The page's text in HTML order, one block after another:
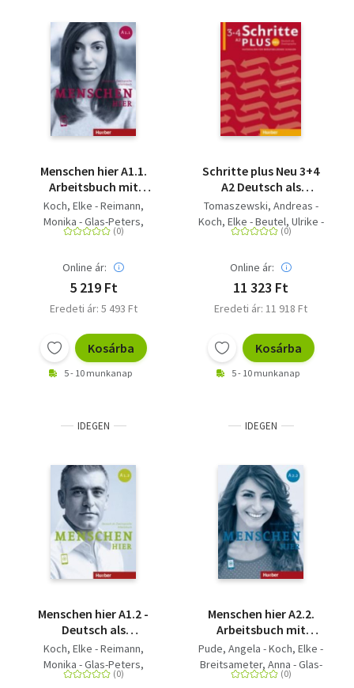
Menschen hier A1.1.
Arbeitsbuch mit
Audios online -
Deutsch als
Zweitsprache
Koch, Elke - Reimann,
Monika - Glas-Peters,
Sabine - Pude, Angela
Online ár:
5 219 Ft
Eredeti ár: 5 493 Ft
Kosárba
5 - 10 munkanap
Schritte plus Neu 3+4
A2 Deutsch als
Zweitsprache.
Kopiervorlagen -
Deutsch als
Materialien für
berufsbildende
Schulen -
Kopiervorlagen
Tomaszewski, Andreas -
Koch, Elke - Beutel, Ulrike -
Wichmann, Anne - Schlüter,
Online ár:
11 323 Ft
Eredeti ár: 11 918 Ft
Kosárba
5 - 10 munkanap
IDEGEN
Menschen hier A1.2 -
Deutsch als
Zweitsprache /
Arbeitsbuch mit
Audios online
Koch, Elke - Reimann,
Monika - Glas-Peters,
Sabine - Pude, Angela
IDEGEN
Menschen hier A2.2.
Arbeitsbuch mit
Audios online -
Deutsch als
Zweitsprache /
Pude, Angela - Koch, Elke -
Breitsameter, Anna - Glas-
Peters, Sabine